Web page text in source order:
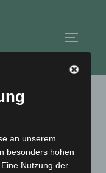
an unserem
besonders hohen
Nutzung der